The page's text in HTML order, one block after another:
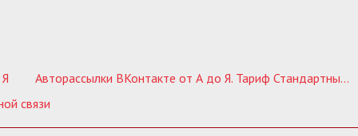
Авторассылки ВКонтакте от А до Я. Тариф Стандартный без обратной связи
связи